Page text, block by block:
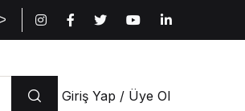
Giriş Yap / Üye Ol